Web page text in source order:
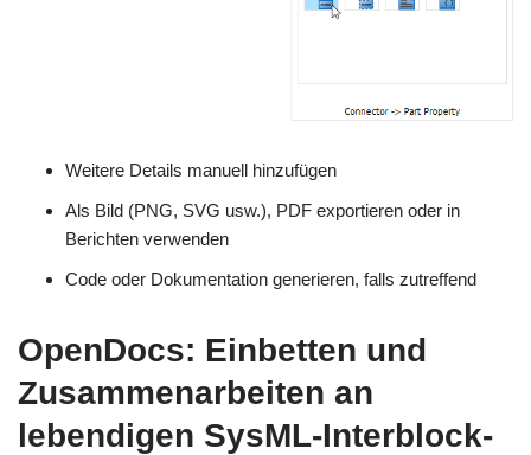
Weitere Details manuell hinzufügen
Als Bild (PNG, SVG usw.), PDF exportieren oder in
Berichten verwenden
Code oder Dokumentation generieren, falls zutreffend
OpenDocs: Einbetten und
Zusammenarbeiten an
lebendigen SysML-Interblock-